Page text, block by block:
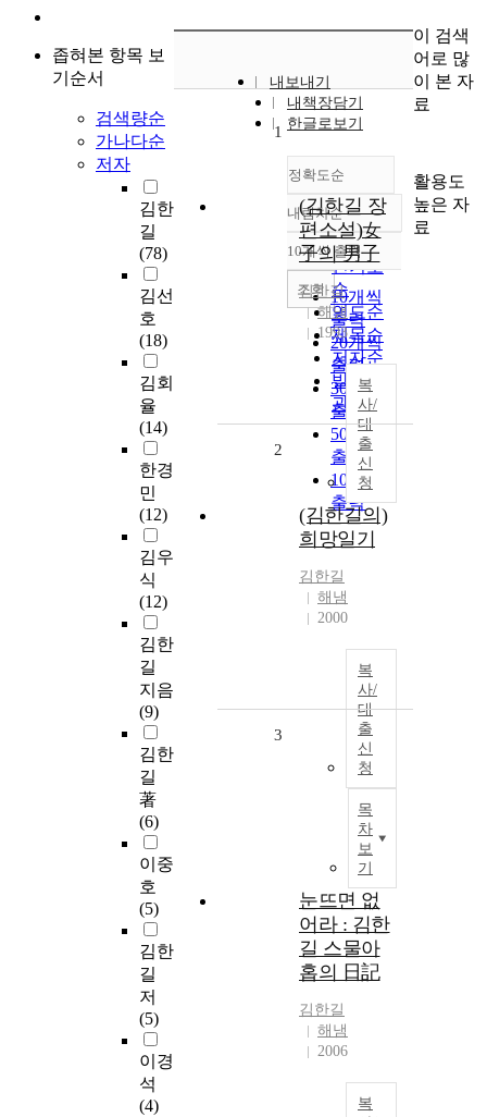
좁혀본 항목 보
기순서
검색량순
가나다순
저자
김한
길
(78)
김선
호
(18)
김회
율
(14)
한경
민
(12)
김우
식
(12)
김한
길
지음
(9)
김한
길
著
(6)
이중
호
(5)
김한
길
저
(5)
이경
석
(4)
내보내기
내책장담기
한글로보기
정확도순
정확도
순
인기도
순
연도순
제목순
저자순
발행기
관순
내림차순
내림차순
10개씩 출력
10개씩
출력
20개씩
출력
30개씩
출력
50개씩
출력
100개씩
출력
조회
1
(김한길 장
편소설)女
子의 男子
김한길
해냄
1993
복
사/
대
출
신
청
2
(김한길의)
희망일기
김한길
해냄
2000
복
사/
대
출
신
청
목
차
보
기
3
눈뜨면 없
어라 : 김한
길 스물아
홉의 日記
김한길
해냄
2006
복
이 검색
어로 많
이 본 자
료
활용도
높은 자
료